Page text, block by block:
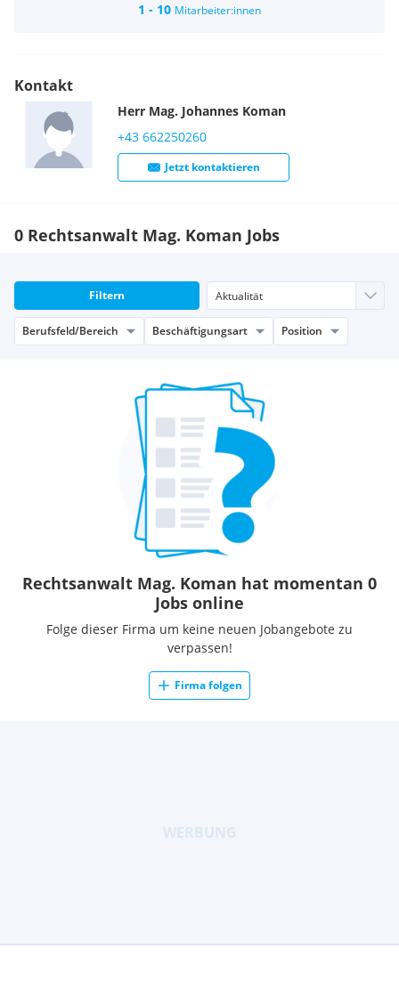
1 - 10 Mitarbeiter:innen
Kontakt
Herr Mag. Johannes Koman
+43 662250260
Jetzt kontaktieren
0 Rechtsanwalt Mag. Koman Jobs
Filtern
Berufsfeld/Bereich Beschäftigungsart Position
Rechtsanwalt Mag. Koman hat momentan 0
Jobs online
Folge dieser Firma um keine neuen Jobangebote zu
verpassen!
Firma folgen